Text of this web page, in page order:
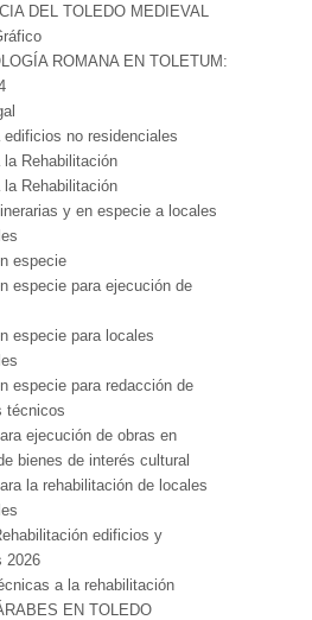
DEL TOLEDO MEDIEVAL
ROMANA EN TOLETUM:
no residenciales
Rehabilitación
Rehabilitación
y en especie a locales
especie
especie para ejecución de
especie para locales
especie para redacción de
técnicos
ejecución de obras en
bienes de interés cultural
la rehabilitación de locales
edificios y
2026
a la rehabilitación
EN TOLEDO